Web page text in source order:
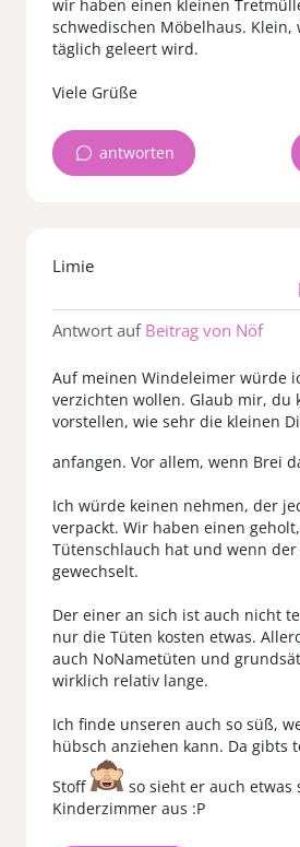
wir haben einen kleinen
schwedischen Möbelhaus. Klein,
täglich geleert wird.
Viele Grüße
antworten
Limie
Antwort auf Beitrag von Nöf
Auf meinen Windeleimer würde
verzichten wollen. Glaub mir, du
vorstellen, wie sehr die kleinen
anfangen. Vor allem, wenn Brei
Ich würde keinen nehmen, der
verpackt. Wir haben einen
Tütenschlauch hat und wenn
gewechselt.
Der einer an sich ist auch nicht
nur die Tüten kosten etwas.
auch NoNametüten und
wirklich relativ lange.
Ich finde unseren auch so süß,
hübsch anziehen kann. Da gibts
Stoff
so sieht er auch etwas
Kinderzimmer aus :P